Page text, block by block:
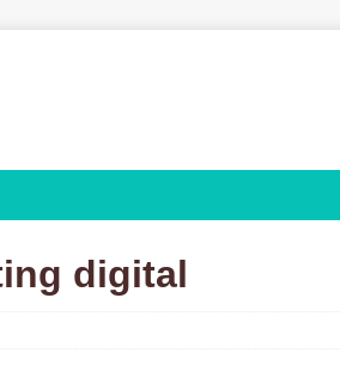
digital